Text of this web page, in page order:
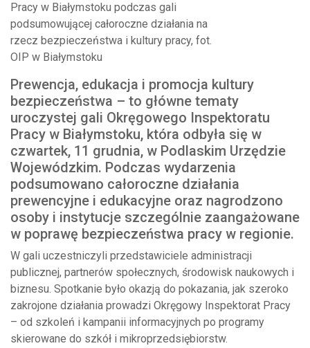
Pracy w Białymstoku podczas gali
podsumowującej całoroczne działania na
rzecz bezpieczeństwa i kultury pracy, fot.
OIP w Białymstoku
Prewencja, edukacja i promocja kultury
bezpieczeństwa – to główne tematy
uroczystej gali Okręgowego Inspektoratu
Pracy w Białymstoku, która odbyła się w
czwartek, 11 grudnia, w Podlaskim Urzędzie
Wojewódzkim. Podczas wydarzenia
podsumowano całoroczne działania
prewencyjne i edukacyjne oraz nagrodzono
osoby i instytucje szczególnie zaangażowane
w poprawę bezpieczeństwa pracy w regionie.
W gali uczestniczyli przedstawiciele administracji
publicznej, partnerów społecznych, środowisk naukowych i
biznesu. Spotkanie było okazją do pokazania, jak szeroko
zakrojone działania prowadzi Okręgowy Inspektorat Pracy
– od szkoleń i kampanii informacyjnych po programy
skierowane do szkół i mikroprzedsiębiorstw.